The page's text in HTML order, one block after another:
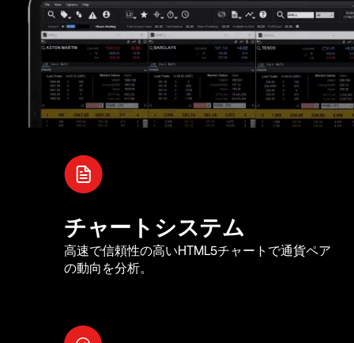
チャートシステム
高速で信頼性の高いHTML5チャートで通貨ペア
の動向を分析。